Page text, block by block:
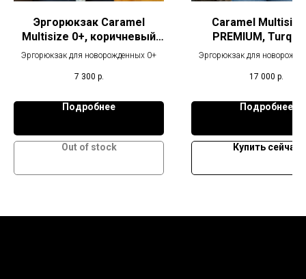
Эргорюкзак Caramel
Multisize 0+, коричневый
зигзаг
Эргорюкзак для новорожденных 0+
7 300 р.
Подробнее
Out of stock
Caramel
PREMIUM,
Эргорюкзак для
17 000 р.
Подробнее
Купить сейчас